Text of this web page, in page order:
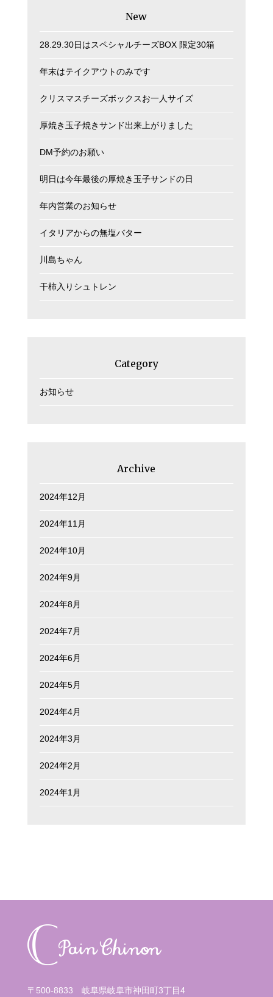
New
28.29.30日はスペシャルチーズBOX 限定30箱
年末はテイクアウトのみです
クリスマスチーズボックスお一人サイズ
厚焼き玉子焼きサンド出来上がりました
DM予約のお願い
明日は今年最後の厚焼き玉子サンドの日
年内営業のお知らせ
イタリアからの無塩バター
川島ちゃん
干柿入りシュトレン
Category
お知らせ
Archive
2024年12月
2024年11月
2024年10月
2024年9月
2024年8月
2024年7月
2024年6月
2024年5月
2024年4月
2024年3月
2024年2月
2024年1月
〒500-8833 岐阜県岐阜市神田町3丁目4